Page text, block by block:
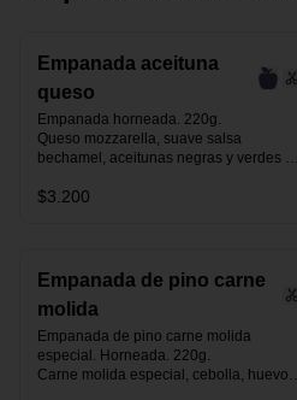
Empanada aceituna
queso
Empanada horneada. 220g.
Queso mozzarella, suave salsa
bechamel, aceitunas negras y verdes
$3.200
Empanada de pino carne
molida
Empanada de pino carne molida
especial. Horneada. 220g.
Carne molida especial, cebolla, huevo,